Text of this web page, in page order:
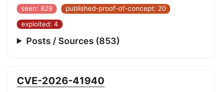
seen: 829
published-proof-of-concept: 20
exploited: 4
Posts / Sources (853)
CVE-2026-41940